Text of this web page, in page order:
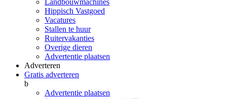
Landbouwmachines
Hippisch Vastgoed
Vacatures
Stallen te huur
Ruitervakanties
Overige dieren
Advertentie plaatsen
Adverteren
Gratis adverteren
b
Advertentie plaatsen